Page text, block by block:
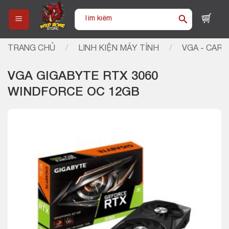
content
Tìm
TRANG CHỦ / LINH KIỆN MÁY TÍNH / VGA -
VGA GIGABYTE RTX 3060
WINDFORCE OC 12GB